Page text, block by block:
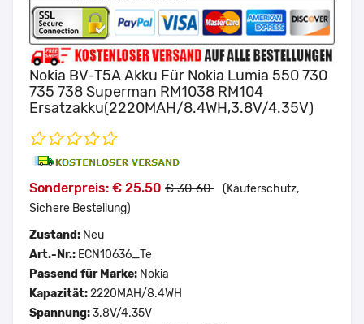
Nokia BV-T5A Akku Für Nokia Lumia 550 730
735 738 Superman RM1038 RM104
Ersatzakku(2220MAH/8.4WH,3.8V/4.35V)
Sonderpreis: € 25.50 € 30.60 (Käuferschutz,
Sichere Bestellung)
Zustand: Neu
Art.-Nr.: ECN10636_Te
Passend für Marke: Nokia
Kapazität:2220MAH/8.4WH
Spannung:3.8V/4.35V